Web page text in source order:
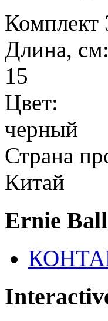
Комплект
Длина, см:
15
Цвет:
черный
Страна
Китай
Ernie Ball